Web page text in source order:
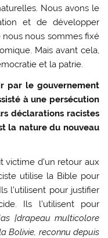
Nous avons le
et de développer
nous nous sommes fixé
Mais avant cela,
et la patrie.
par le gouvernement
à une persécution
déclarations racistes
la nature du nouveau
victime d’un retour aux
utilise la Bible pour
l’utilisent pour justifier
Ils l’utilisent pour
[drapeau multicolore
Bolivie, reconnu depuis